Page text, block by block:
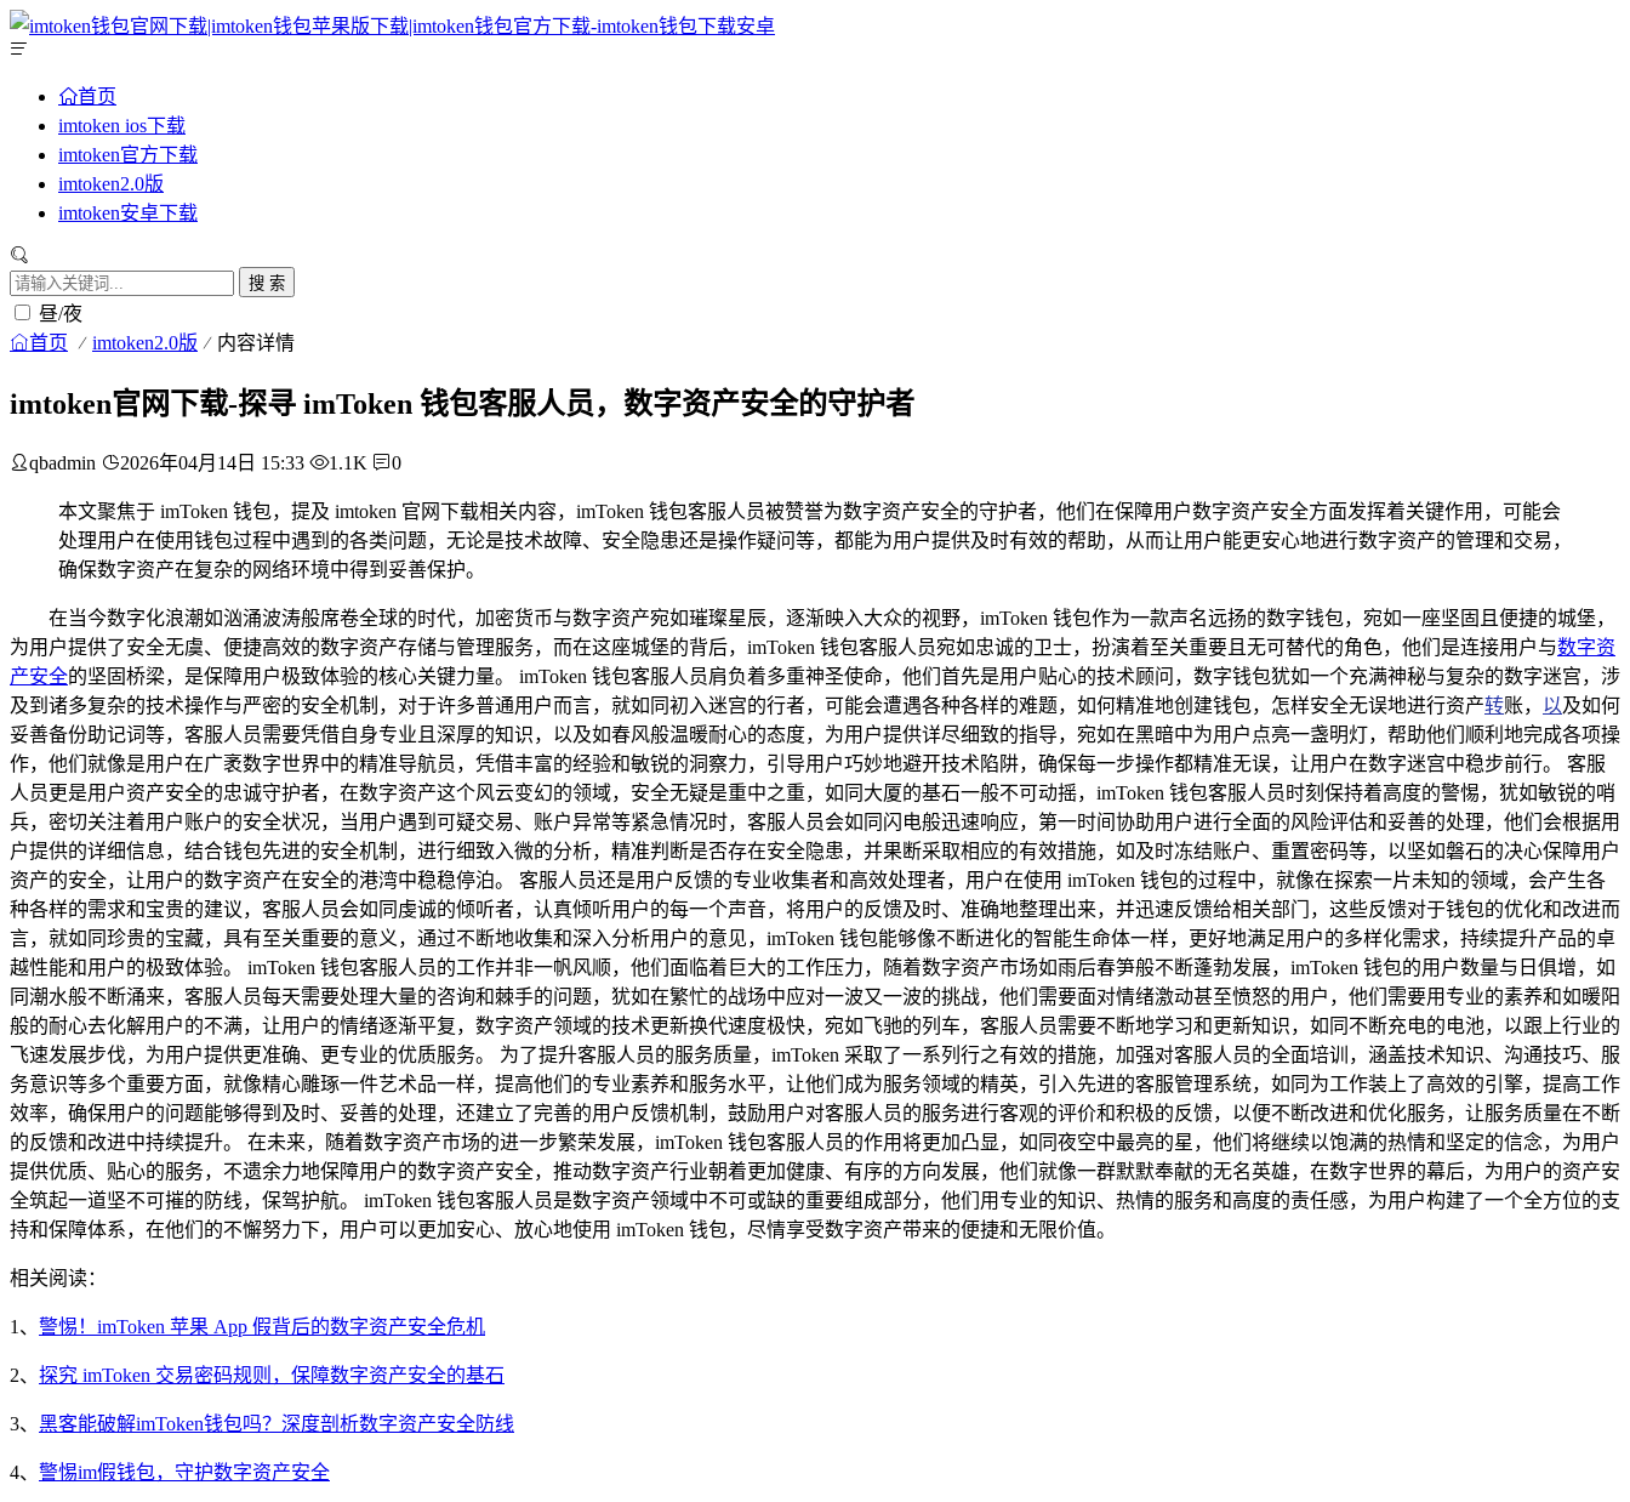
首页
imtoken ios下载
imtoken官方下载
imtoken2.0版
imtoken安卓下载
搜 索
昼/夜
首页 imtoken2.0版 内容详情
imtoken官网下载-探寻 imToken 钱包客服人员，数字资产安全的守护者
qbadmin 2026年04月14日 15:33 1.1K 0
本文聚焦于 imToken 钱包，提及 imtoken 官网下载相关内容，imToken 钱包客服人员被赞誉为数字资产安全的守护者，他们在保障用户数字资产安全方面发挥着关键作用，可能会
处理用户在使用钱包过程中遇到的各类问题，无论是技术故障、安全隐患还是操作疑问等，都能为用户提供及时有效的帮助，从而让用户能更安心地进行数字资产的管理和交易，
确保数字资产在复杂的网络环境中得到妥善保护。
在当今数字化浪潮如汹涌波涛般席卷全球的时代，加密货币与数字资产宛如璀璨星辰，逐渐映入大众的视野，imToken 钱包作为一款声名远扬的数字钱包，宛如一座坚固且便捷的城堡，
为用户提供了安全无虞、便捷高效的数字资产存储与管理服务，而在这座城堡的背后，imToken 钱包客服人员宛如忠诚的卫士，扮演着至关重要且无可替代的角色，他们是连接用户与数字资
产安全的坚固桥梁，是保障用户极致体验的核心关键力量。 imToken 钱包客服人员肩负着多重神圣使命，他们首先是用户贴心的技术顾问，数字钱包犹如一个充满神秘与复杂的数字迷宫，涉
及到诸多复杂的技术操作与严密的安全机制，对于许多普通用户而言，就如同初入迷宫的行者，可能会遭遇各种各样的难题，如何精准地创建钱包，怎样安全无误地进行资产转账， 以及如何
妥善备份助记词等，客服人员需要凭借自身专业且深厚的知识，以及如春风般温暖耐心的态度，为用户提供详尽细致的指导，宛如在黑暗中为用户点亮一盏明灯，帮助他们顺利地完成各项操
作，他们就像是用户在广袤数字世界中的精准导航员，凭借丰富的经验和敏锐的洞察力，引导用户巧妙地避开技术陷阱，确保每一步操作都精准无误，让用户在数字迷宫中稳步前行。 客服
人员更是用户资产安全的忠诚守护者，在数字资产这个风云变幻的领域，安全无疑是重中之重，如同大厦的基石一般不可动摇，imToken 钱包客服人员时刻保持着高度的警惕，犹如敏锐的哨
兵，密切关注着用户账户的安全状况，当用户遇到可疑交易、账户异常等紧急情况时，客服人员会如同闪电般迅速响应，第一时间协助用户进行全面的风险评估和妥善的处理，他们会根据用
户提供的详细信息，结合钱包先进的安全机制，进行细致入微的分析，精准判断是否存在安全隐患，并果断采取相应的有效措施，如及时冻结账户、重置密码等，以坚如磐石的决心保障用户
资产的安全，让用户的数字资产在安全的港湾中稳稳停泊。 客服人员还是用户反馈的专业收集者和高效处理者，用户在使用 imToken 钱包的过程中，就像在探索一片未知的领域，会产生各
种各样的需求和宝贵的建议，客服人员会如同虔诚的倾听者，认真倾听用户的每一个声音，将用户的反馈及时、准确地整理出来，并迅速反馈给相关部门，这些反馈对于钱包的优化和改进而
言，就如同珍贵的宝藏，具有至关重要的意义，通过不断地收集和深入分析用户的意见，imToken 钱包能够像不断进化的智能生命体一样，更好地满足用户的多样化需求，持续提升产品的卓
越性能和用户的极致体验。 imToken 钱包客服人员的工作并非一帆风顺，他们面临着巨大的工作压力，随着数字资产市场如雨后春笋般不断蓬勃发展，imToken 钱包的用户数量与日俱增，如
同潮水般不断涌来，客服人员每天需要处理大量的咨询和棘手的问题，犹如在繁忙的战场中应对一波又一波的挑战，他们需要面对情绪激动甚至愤怒的用户，他们需要用专业的素养和如暖阳
般的耐心去化解用户的不满，让用户的情绪逐渐平复，数字资产领域的技术更新换代速度极快，宛如飞驰的列车，客服人员需要不断地学习和更新知识，如同不断充电的电池，以跟上行业的
飞速发展步伐，为用户提供更准确、更专业的优质服务。 为了提升客服人员的服务质量，imToken 采取了一系列行之有效的措施，加强对客服人员的全面培训，涵盖技术知识、沟通技巧、服
务意识等多个重要方面，就像精心雕琢一件艺术品一样，提高他们的专业素养和服务水平，让他们成为服务领域的精英，引入先进的客服管理系统，如同为工作装上了高效的引擎，提高工作
效率，确保用户的问题能够得到及时、妥善的处理，还建立了完善的用户反馈机制，鼓励用户对客服人员的服务进行客观的评价和积极的反馈，以便不断改进和优化服务，让服务质量在不断
的反馈和改进中持续提升。 在未来，随着数字资产市场的进一步繁荣发展，imToken 钱包客服人员的作用将更加凸显，如同夜空中最亮的星，他们将继续以饱满的热情和坚定的信念，为用户
提供优质、贴心的服务，不遗余力地保障用户的数字资产安全，推动数字资产行业朝着更加健康、有序的方向发展，他们就像一群默默奉献的无名英雄，在数字世界的幕后，为用户的资产安
全筑起一道坚不可摧的防线，保驾护航。 imToken 钱包客服人员是数字资产领域中不可或缺的重要组成部分，他们用专业的知识、热情的服务和高度的责任感，为用户构建了一个全方位的支
持和保障体系，在他们的不懈努力下，用户可以更加安心、放心地使用 imToken 钱包，尽情享受数字资产带来的便捷和无限价值。
相关阅读：
1、 警惕！imToken 苹果 App 假背后的数字资产安全危机
2、 探究 imToken 交易密码规则，保障数字资产安全的基石
3、 黑客能破解imToken钱包吗？深度剖析数字资产安全防线
4、 警惕im假钱包，守护数字资产安全